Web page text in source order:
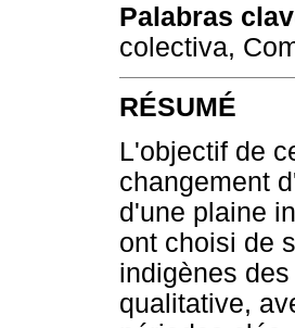
Palabras
colectiva,
RÉSUMÉ
L'objectif de
changement
d'une plaine
ont choisi de
indigènes
qualitative,